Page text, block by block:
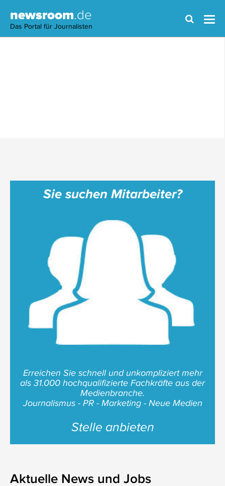
newsroom.de
Das Portal für Journalisten
Sie suchen Mitarbeiter?
Erreichen Sie schnell und unkompliziert mehr
als 31.000 hochqualifizierte Fachkräfte aus der
Medienbranche.
Journalismus - PR - Marketing - Neue Medien
Stelle anbieten
Aktuelle News und Jobs